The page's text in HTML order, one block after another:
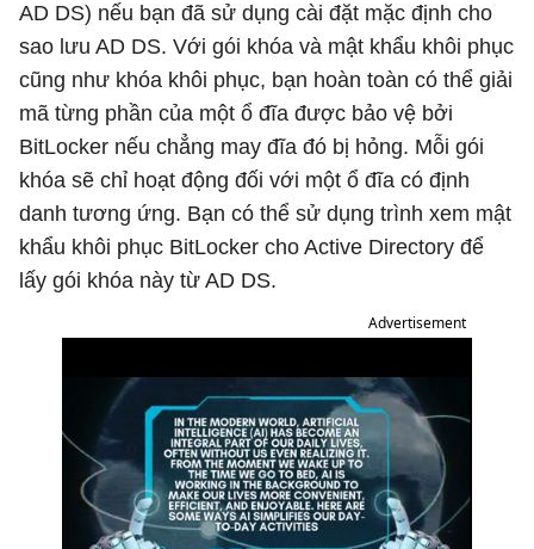
AD DS) nếu bạn đã sử dụng cài đặt mặc định cho
sao lưu AD DS. Với gói khóa và mật khẩu khôi phục
cũng như khóa khôi phục, bạn hoàn toàn có thể giải
mã từng phần của một ổ đĩa được bảo vệ bởi
BitLocker nếu chẳng may đĩa đó bị hỏng. Mỗi gói
khóa sẽ chỉ hoạt động đối với một ổ đĩa có định
danh tương ứng. Bạn có thể sử dụng trình xem mật
khẩu khôi phục BitLocker cho Active Directory để
lấy gói khóa này từ AD DS.
Advertisement